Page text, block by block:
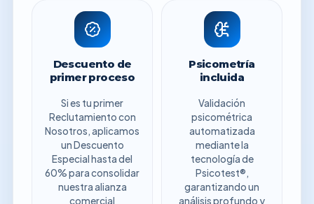
Descuento de
primer proceso
Si es tu primer
Reclutamiento con
Nosotros, aplicamos
un Descuento
Especial hasta del
60% para consolidar
nuestra alianza
comercial
Psicometría
incluida
Validación
psicométrica
automatizada
mediante la
tecnología de
Psicotest®,
garantizando un
análisis profundo y